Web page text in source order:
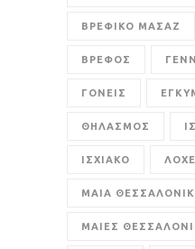
ΒΡΕΦΙΚΟ ΜΑΣΑΖ
ΒΡΕΦΟΣ
ΓΟΝΕΙΣ
ΘΗΛΑΣΜΟΣ
ΙΣΧΙΑΚΟ
ΜΑΙΑ
ΜΑΙΕΣ